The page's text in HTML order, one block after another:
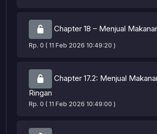
Chapter 18 – Menjual
Rp. 0 ( 11 Feb 2026 10:49:20 )
Chapter 17.2: Menjual
Ringan
Rp. 0 ( 11 Feb 2026 10:49:00 )